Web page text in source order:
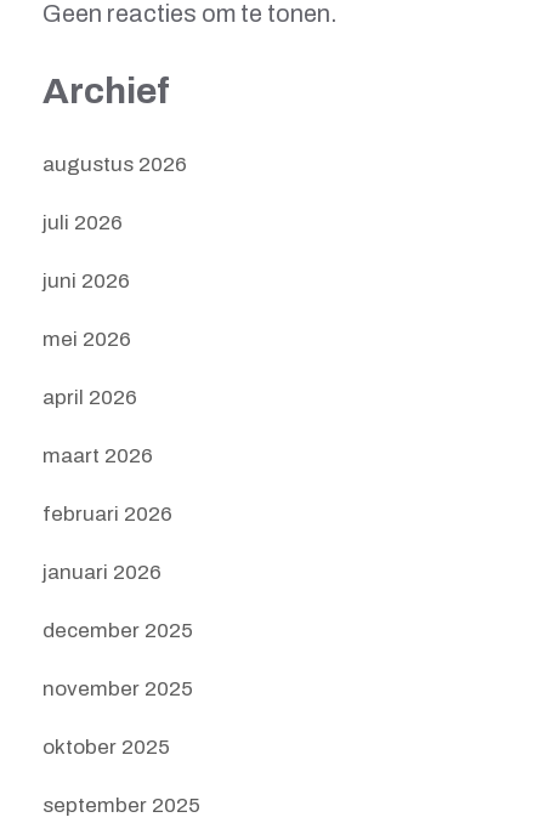
Geen reacties om te tonen.
Archief
augustus 2026
juli 2026
juni 2026
mei 2026
april 2026
maart 2026
februari 2026
januari 2026
december 2025
november 2025
oktober 2025
september 2025